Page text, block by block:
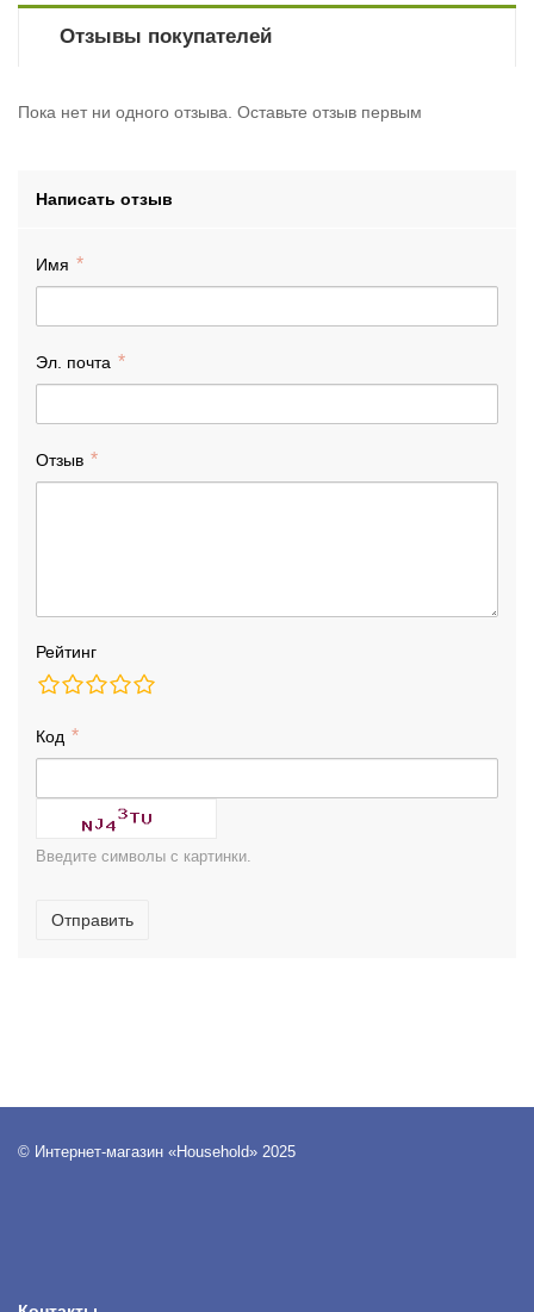
Отзывы покупателей
Пока нет ни одного отзыва. Оставьте отзыв первым
Написать отзыв
Имя
Эл. почта
Отзыв
Рейтинг
Код
Введите символы с картинки.
Отправить
© Интернет-магазин «Household» 2025